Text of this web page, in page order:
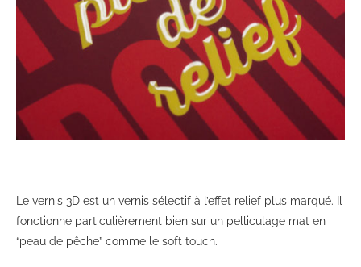
Le vernis 3D est un vernis sélectif à l’effet relief plus marqué. Il
fonctionne particulièrement bien sur un pelliculage mat en
“peau de pêche” comme le soft touch.